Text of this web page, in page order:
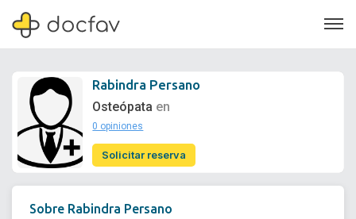
Soporte
¿Eres un doctor?
Rabindra Persano
Osteópata en
0 opiniones
Solicitar reserva
Sobre Rabindra Persano